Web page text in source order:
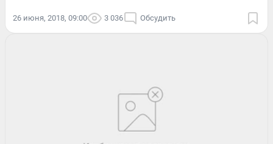
26 июня, 2018, 09:00 3 036 Обсудить